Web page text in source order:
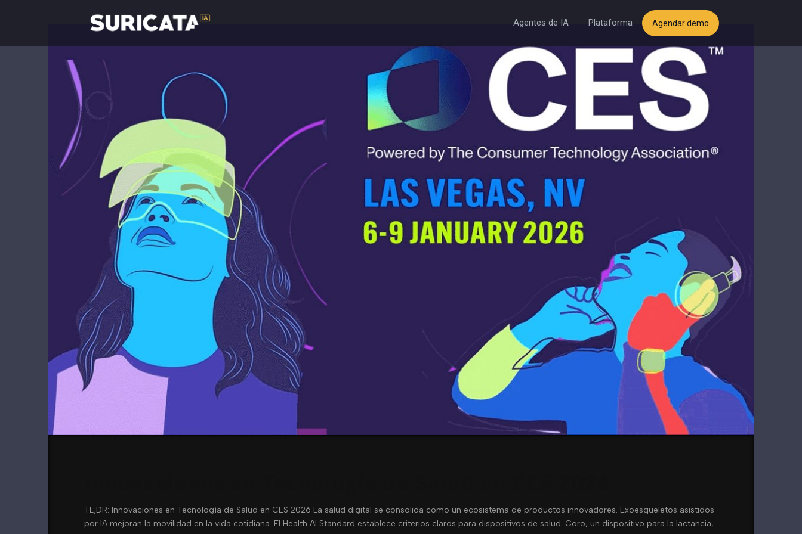
Agentes de IA Plataforma Agendar demo
TL;DR: Innovaciones en Tecnología de Salud en CES 2026 La salud digital se consolida como un ecosistema de productos innovadores. Exoesqueletos asistidos
por IA mejoran la movilidad en la vida cotidiana. El Health AI Standard establece criterios claros para dispositivos de salud. Coro, un dispositivo para la lactancia,